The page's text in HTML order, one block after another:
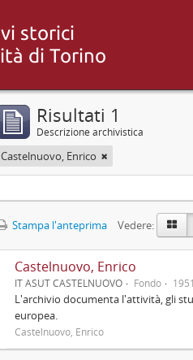
Risultati 1
Descrizione archivistica
Castelnuovo, Enrico
Stampa l'anteprima Vedere:
Castelnuovo, Enrico
IT ASUT CASTELNUOVO Fondo
L'archivio documenta l'attività, gli
europea.
Castelnuovo, Enrico